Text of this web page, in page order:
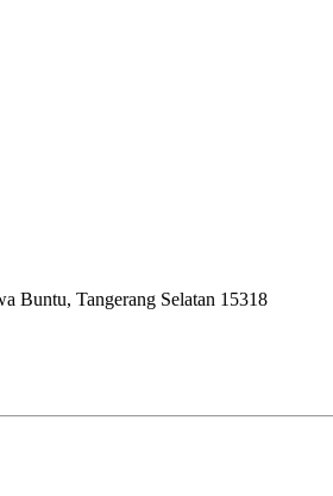
Buntu, Tangerang Selatan 15318